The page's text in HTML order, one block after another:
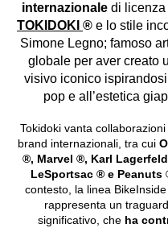
internazionale di licenza
TOKIDOKI ® e lo stile
Simone Legno; famoso
globale per aver creato
visivo iconico
pop e all’estetica
Tokidoki vanta
brand internazionali, tra cui
®, Marvel ®, Karl
LeSportsac ® e Peanuts
contesto, la linea
rappresenta un
significativo, che ha